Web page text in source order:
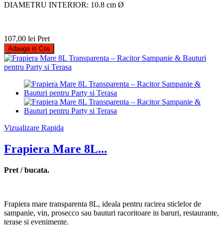
DIAMETRU INTERIOR: 10.8 cm Ø
107,00 lei Pret
Adauga in Cos
Vizualizare Rapida
Frapiera Mare 8L...
Pret / bucata.
Frapiera mare transparenta 8L, ideala pentru racirea sticlelor de
sampanie, vin, prosecco sau bauturi racoritoare in baruri, restaurante,
terase si evenimente.